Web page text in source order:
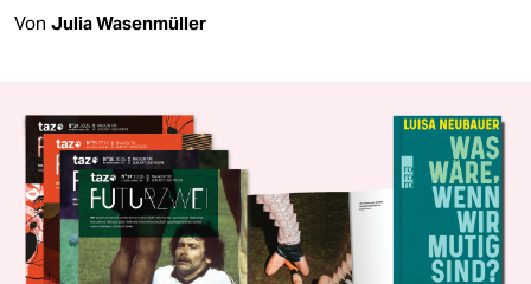
Von Julia Wasenmüller